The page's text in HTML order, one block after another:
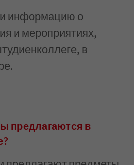
информацию о
и мероприятиях,
в
.
предлагаются в